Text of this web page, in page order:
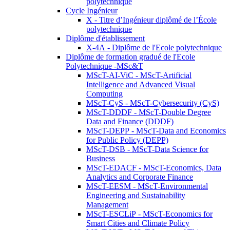
Cycle Ingénieur
X - Titre d’Ingénieur diplômé de l’École
polytechnique
Diplôme d'établissement
X-4A - Diplôme de l'Ecole polytechnique
Diplôme de formation gradué de l'Ecole
Polytechnique -MSc&T
MScT-AI-ViC - MScT-Artificial
Intelligence and Advanced Visual
Computing
MScT-CyS - MScT-Cybersecurity (CyS)
MScT-DDDF - MScT-Double Degree
Data and Finance (DDDF)
MScT-DEPP - MScT-Data and Economics
for Public Policy (DEPP)
MScT-DSB - MScT-Data Science for
Business
MScT-EDACF - MScT-Economics, Data
Analytics and Corporate Finance
MScT-EESM - MScT-Environmental
Engineering and Sustainability
Management
MScT-ESCLiP - MScT-Economics for
Smart Cities and Climate Policy